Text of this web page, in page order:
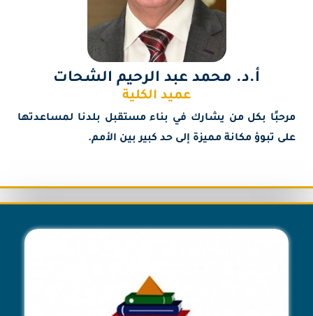
أ.د. محمد عبد الرحيم الشحات
عميد الكلية
مرحبًا بكل من يشارك في بناء مستقبل بلدنا لمساعدتها
على تبوؤ مكانة مميزة إلى حد كبير بين الأمم.